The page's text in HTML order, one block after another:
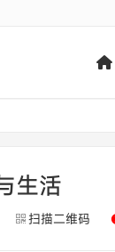
生活
扫描二维码